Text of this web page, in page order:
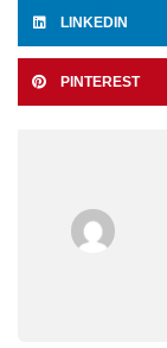
LINKEDIN
PINTEREST